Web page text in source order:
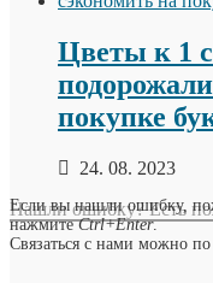
Цветы к 1
покупке
24. 08. 2023
Нашли ошибку? Есть
Если вы нашли ошибку,
нажмитеCtrl+Enter.
Связаться с нами можно по